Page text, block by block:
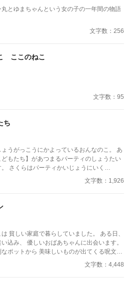
とゆまちゃんという女の子の一年間の物語
文字数：256
ここのねこ
文字数：95
ち
うがっこうにかよっているおんなのこ。 あ
もたち】があつまるパーティのしょうたい
さくらはパーティかいじょうにいく
しています。 無断で転載することはお止
文字数：1,926
しい家庭で暮らしていました。 ある日、
込み、 優しいおばあちゃんに出会います。
ポットから 美味しいものが出てくる呪文を
わくしながら帰宅します。 おうちに戻
えると、 驚くべき出来事が待っていました
文字数：4,448